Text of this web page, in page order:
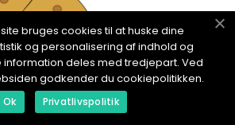
bruges cookies til at huske dine
og personalisering af indhold og
information deles med tredjepart. Ved
godkender du cookiepolitikken.
Ok Privatlivspolitik